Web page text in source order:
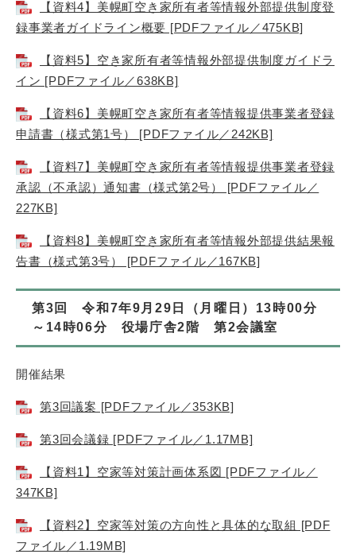
【資料4】美幌町空き家所有者等情報外部提供制度登
録事業者ガイドライン概要 [PDFファイル／475KB]
【資料5】空き家所有者等情報外部提供制度ガイドラ
イン [PDFファイル／638KB]
【資料6】美幌町空き家所有者等情報提供事業者登録
申請書（様式第1号） [PDFファイル／242KB]
【資料7】美幌町空き家所有者等情報提供事業者登録
承認（不承認）通知書（様式第2号） [PDFファイル／
227KB]
【資料8】美幌町空き家所有者等情報外部提供結果報
告書（様式第3号） [PDFファイル／167KB]
第3回 令和7年9月29日（月曜日）13時00分
～14時06分 役場庁舎2階 第2会議室
開催結果
第3回議案 [PDFファイル／353KB]
第3回会議録 [PDFファイル／1.17MB]
【資料1】空家等対策計画体系図 [PDFファイル／
347KB]
【資料2】空家等対策の方向性と具体的な取組 [PDF
ファイル／1.19MB]